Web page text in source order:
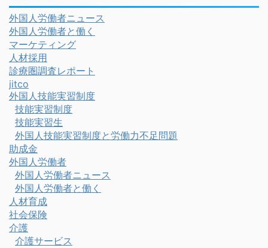
外国人労働者ニュース
外国人労働者と働く
マーケティング
人材採用
診療圏調査レポート
jitco
外国人技能実習制度
技能実習制度
技能実習生
外国人技能実習制度と労働力不足問題
助成金
外国人労働者
外国人労働者ニュース
外国人労働者と働く
人材育成
社会保険
介護
介護サービス